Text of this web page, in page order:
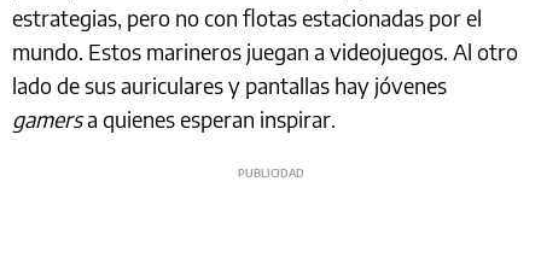
estrategias, pero no con flotas estacionadas por el
mundo. Estos marineros juegan a videojuegos. Al otro
lado de sus auriculares y pantallas hay jóvenes
gamersa quienes esperan inspirar.